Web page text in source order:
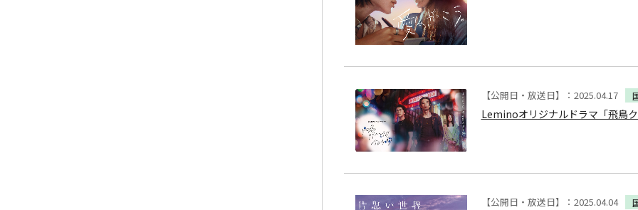
【公開日・放送日】：2025.04.17
Leminoオリジナルドラマ「飛鳥ク
【公開日・放送日】：2025.04.04